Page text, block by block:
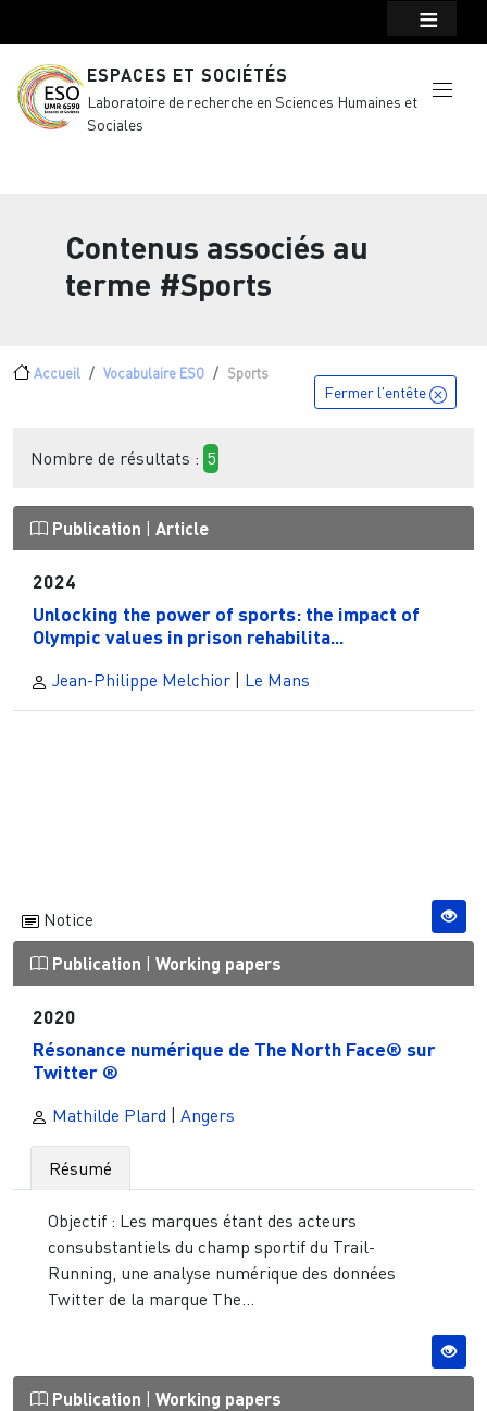
ESPACES ET SOCIÉTÉS
Laboratoire de recherche en Sciences Humaines et
Sociales
Contenus associés au
terme #Sports
Fil d'Ariane
Accueil Vocabulaire ESO Sports
Fermer l'entête
Nombre de résultats : 5
Publication Article
2024
Unlocking the power of sports: the impact of
Olympic values in prison rehabilita...
Jean-Philippe Melchior | Le Mans
Notice
Publication Working papers
2020
Résonance numérique de The North Face® sur
Twitter ®
Mathilde Plard | Angers
Résumé
Objectif : Les marques étant des acteurs
consubstantiels du champ sportif du Trail-
Running, une analyse numérique des données
Twitter de la marque The...
Publication Working papers